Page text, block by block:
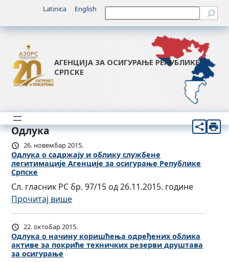
Latinica English Претрага
АГЕНЦИЈА ЗА ОСИГУРАЊЕ РЕПУБЛИКЕ
СРПСКЕ
Одлука
26. новембар 2015.
Одлукa о садржају и облику службене
легитимације Агенције за осигурање Републике
Српске
Сл. гласник РС бр. 97/15 од 26.11.2015. године
Прочитај више:
О
д
л
у
22. октобар 2015.
Одлука о начину коришћења одређених облика
активе за покриће техничких резерви друштава
за осигурање